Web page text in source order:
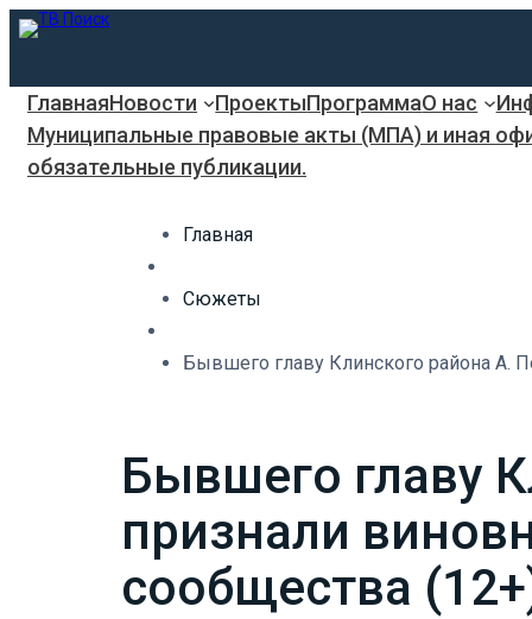
ГлавнаяНовости ПроектыПрограммаО нас
Муниципальные правовые акты (МПА) и иная
обязательные публикации.
Главная
Сюжеты
Бывшего главу Клинского района А.
Бывшего главу
признали
сообщества